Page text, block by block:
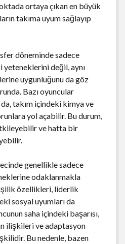
ortaya çıkan en büyük
takıma uyum sağlayıp
döneminde sadece
yeteneklerini değil, aynı
uygunluğunu da göz
Bazı oyuncular
takım içindeki kimya ve
yol açabilir. Bu durum,
ve hatta bir
genellikle sadece
odaklanmakla
özellikleri, liderlik
sosyal uyumları da
saha içindeki başarısı,
ilişkileri ve adaptasyon
Bu nedenle, bazen